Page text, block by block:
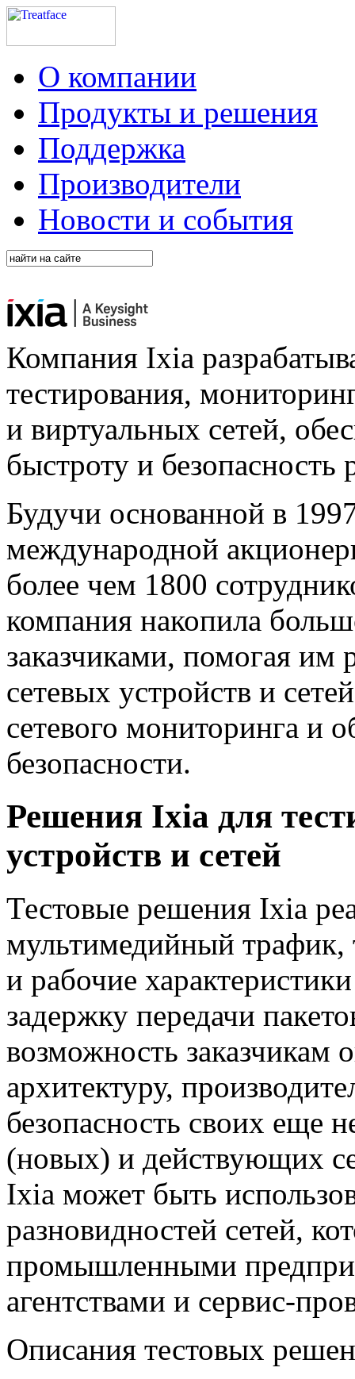
О компании
Продукты и решения
Поддержка
Производители
Новости и события
Компания Ixia
тестирования,
и виртуальных сетей,
быстроту и
Будучи основанной в
международной
более чем 1800
компания накопила
заказчиками, помогая им
сетевых устройств и
сетевого мониторинга и
безопасности.
Решения Ixia для
устройств и сетей
Тестовые решения Ixia
мультимедийный трафик,
и рабочие
задержку передачи
возможность заказчикам
архитектуру,
безопасность своих еще
(новых) и действующих
Ixia может быть
разновидностей сетей,
промышленными
агентствами и сервис-
Описания тестовых